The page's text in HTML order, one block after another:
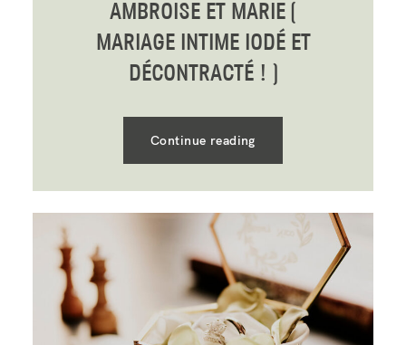
AMBROISE ET MARIE (
MARIAGE INTIME IODÉ ET
DÉCONTRACTÉ ! )
Continue reading